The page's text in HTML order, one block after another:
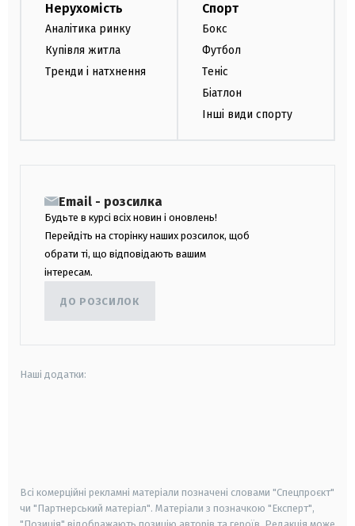
Нерухомість
Аналітика ринку
Купівля житла
Тренди і натхнення
Спорт
Бокс
Футбол
Теніс
Біатлон
Інші види спорту
Email - розсилка
Будьте в курсі всіх новин і оновлень!
Перейдіть на сторінку наших розсилок, щоб
обрати ті, що відповідають вашим
інтересам.
ДО РОЗСИЛОК
Наші додатки:
Всі комерційні рекламні матеріали позначені словами "Спецпроєкт"
чи "Партнерський матеріал". Матеріали з позначкою "Експерт",